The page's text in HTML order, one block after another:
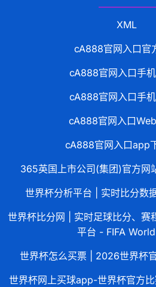
XML
cA888官网入口官
cA888官网入口手
cA888官网入口手
cA888官网入口
cA888官网入口app
365英国上市公司(集团)官方
世界杯分析平台 | 实时比分数
世界杯比分网 | 实时足球比分、赛
平台 - FIFA
世界杯怎么买票 | 2026世界杯
世界杯网上买球app-世界杯官方